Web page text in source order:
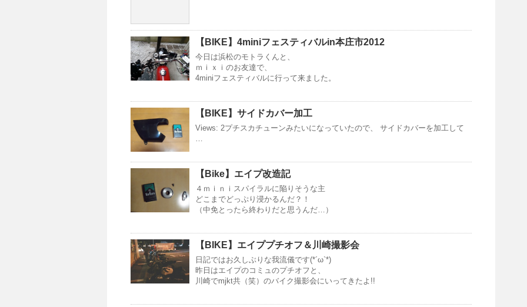
【BIKE】4miniフェスティバルin本庄市2012
今日は浜松のモトラくんと、
ｍｉｘｉのお友達で、
4miniフェスティバルに行って来ました。
【BIKE】サイドカバー加工
Views: 2プチスカチューンみたいになっていたので、 サイドカバーを加工して
…
【Bike】エイプ改造記
４ｍｉｎｉスパイラルに陥りそうな主
どこまでどっぷり浸かるんだ？！
（中免とったら終わりだと思うんだ…）
【BIKE】エイププチオフ＆川崎撮影会
日記ではお久しぶりな我流儀です(*´ω`*)
昨日はエイプのコミュのプチオフと、
川崎でmjkt共（笑）のバイク撮影会にいってきたよ!!